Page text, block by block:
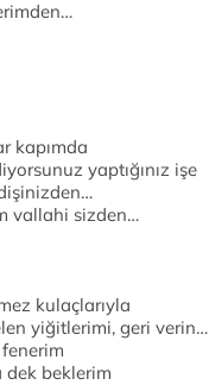
kapımda
yaptığınız işe
vallahi sizden…
kulaçlarıyla
yiğitlerimi, geri verin…
fenerim
beklerim